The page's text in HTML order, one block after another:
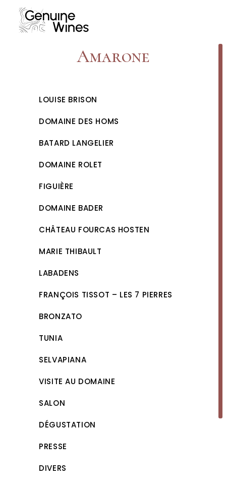
content
Amarone
LOUISE BRISON
DOMAINE DES HOMS
BATARD LANGELIER
DOMAINE ROLET
FIGUIÈRE
DOMAINE BADER
CHÂTEAU FOURCAS HOSTEN
MARIE THIBAULT
LABADENS
FRANÇOIS TISSOT – LES 7 PIERRES
BRONZATO
TUNIA
SELVAPIANA
VISITE AU DOMAINE
SALON
DÉGUSTATION
PRESSE
DIVERS